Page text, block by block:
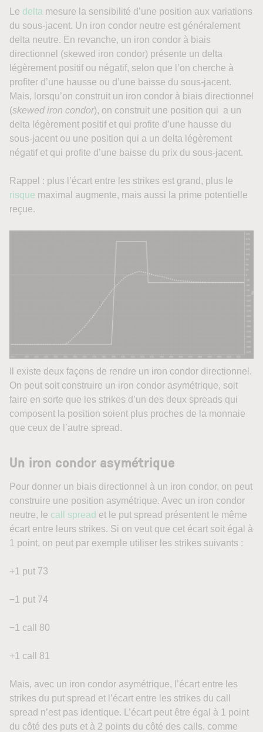
Le delta mesure la sensibilité d’une position aux variations
du sous-jacent. Un iron condor neutre est généralement
delta neutre. En revanche, un iron condor à biais
directionnel (skewed iron condor) présente un delta
légèrement positif ou négatif, selon que l’on cherche à
profiter d’une hausse ou d’une baisse du sous-jacent.
Mais, lorsqu’on construit un iron condor à biais directionnel
(skewed iron condor), on construit une position qui a un
delta légèrement positif et qui profite d’une hausse du
sous-jacent ou une position qui a un delta légèrement
négatif et qui profite d’une baisse du prix du sous-jacent.
Rappel : plus l’écart entre les strikes est grand, plus le
risque maximal augmente, mais aussi la prime potentielle
reçue.
Il existe deux façons de rendre un iron condor directionnel.
On peut soit construire un iron condor asymétrique, soit
faire en sorte que les strikes d’un des deux spreads qui
composent la position soient plus proches de la monnaie
que ceux de l’autre spread.
Un iron condor asymétrique
Pour donner un biais directionnel à un iron condor, on peut
construire une position asymétrique. Avec un iron condor
neutre, le call spread et le put spread présentent le même
écart entre leurs strikes. Si on veut que cet écart soit égal à
1 point, on peut par exemple utiliser les strikes suivants :
+1 put 73
−1 put 74
−1 call 80
+1 call 81
Mais, avec un iron condor asymétrique, l’écart entre les
strikes du put spread et l’écart entre les strikes du call
spread n’est pas identique. L’écart peut être égal à 1 point
du côté des puts et à 2 points du côté des calls, comme